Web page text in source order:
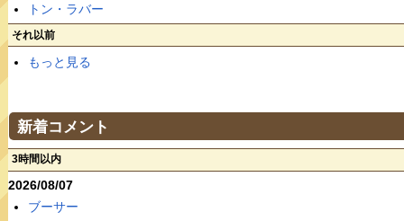
トン・ラバー
それ以前
もっと見る
新着コメント
3時間以内
2026/08/07
ブーサー